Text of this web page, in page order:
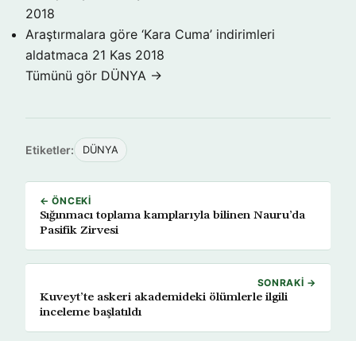
2018
Araştırmalara göre ‘Kara Cuma’ indirimleri
aldatmaca 21 Kas 2018
Tümünü gör DÜNYA →
Etiketler: DÜNYA
← ÖNCEKI
Sığınmacı toplama kamplarıyla bilinen Nauru’da
Pasifik Zirvesi
SONRAKI →
Kuveyt’te askeri akademideki ölümlerle ilgili
inceleme başlatıldı